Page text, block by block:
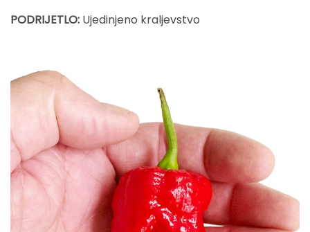
PODRIJETLO: Ujedinjeno kraljevstvo